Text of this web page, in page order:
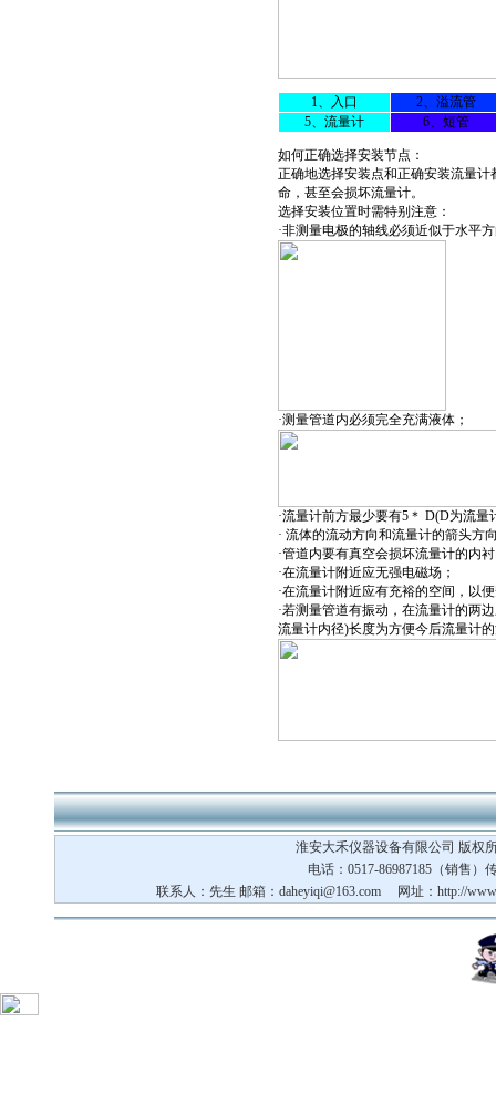
1、入口 2、溢流管
5、流量计 6、短管
如何正确选择安装节点：
正确地选择安装点和正确安装流量
命，甚至会损坏流量计。
选择安装位置时需特别注意：
·非测量电极的轴线必须近似于水平
·测量管道内必须完全充满液体；
·流量计前方最少要有5＊ D(D为流
· 流体的流动方向和流量计的箭头方
·管道内要有真空会损坏流量计的内
·在流量计附近应无强电磁场；
·在流量计附近应有充裕的空间，以
·若测量管道有振动，在流量计的两
流量计内径)长度为方便今后流量计
淮安大禾仪器设备有限公司 版权
电话：0517-86987185（销售）
联系人：先生 邮箱： daheyiqi@163.com网址：http://